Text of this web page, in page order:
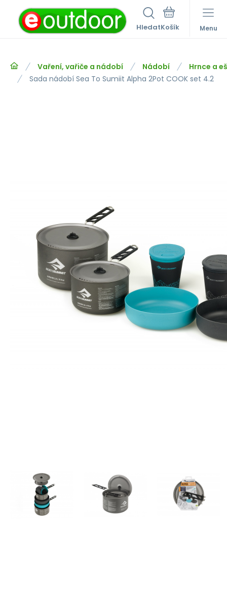
Hledat Menu
Vaření, vařiče a nádobí Nádobí
Hrnce a
Sada nádobí Sea To Sumiit Alpha 2Pot COOK set 4.2